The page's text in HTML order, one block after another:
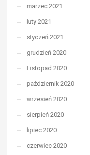
marzec 2021
luty 2021
styczeń 2021
grudzień 2020
Listopad 2020
październik 2020
wrzesień 2020
sierpień 2020
lipiec 2020
czerwiec 2020